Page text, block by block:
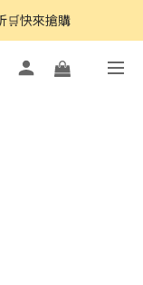
快來搶購
🛒快來搶購
快來搶購